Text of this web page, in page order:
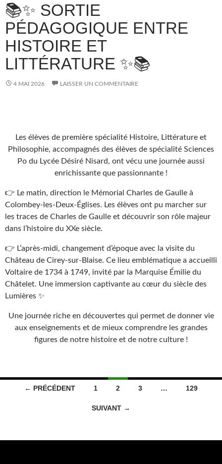
📚✨ SORTIE
PÉDAGOGIQUE ENTRE
HISTOIRE ET
LITTÉRATURE ✨📚
4 MAI 2026 LAISSER UN COMMENTAIRE
Les élèves de première spécialité Histoire, Littérature et
Philosophie, accompagnés des élèves de spécialité Sciences
Po du Lycée Désiré Nisard, ont vécu une journée aussi
enrichissante que passionnante !
👉 Le matin, direction le Mémorial Charles de Gaulle à
Colombey-les-Deux-Églises. Les élèves ont pu marcher sur
les traces de Charles de Gaulle et découvrir son rôle majeur
dans l’histoire du XXe siècle.
👉 L’après-midi, changement d’époque avec la visite du
Château de Cirey-sur-Blaise. Ce lieu emblématique a accueilli
Voltaire de 1734 à 1749, invité par la Marquise Émilie du
Châtelet. Une immersion captivante au cœur du siècle des
Lumières ✨
Une journée riche en découvertes qui permet de donner vie
aux enseignements et de mieux comprendre les grandes
figures de notre histoire et de notre culture !
Navigation
← PRÉCÉDENT 1 2 3 … 129
SUIVANT →